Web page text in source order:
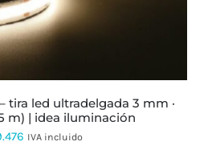
OPCIONES
SE
PUEDEN
ELEGIR
PÁGINA
DE
PRODUCTO
m) | idea iluminación
IVA incluido